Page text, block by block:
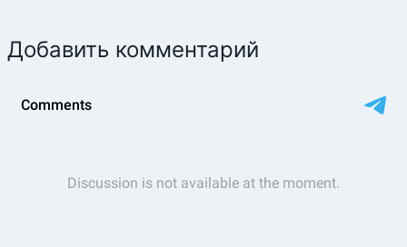
Добавить комментарий